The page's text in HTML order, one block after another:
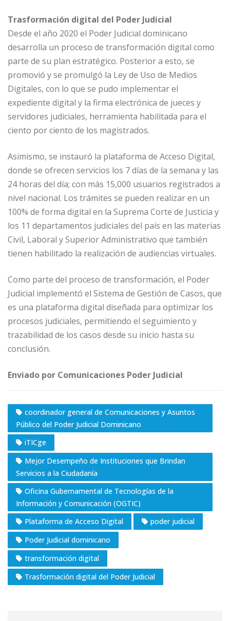
Trasformación digital del Poder Judicial
Desde el año 2020 el Poder Judicial dominicano
desarrolla un proceso de transformación digital como
parte de su plan estratégico. Posterior a esto, se
promovió y se promulgó la Ley de Uso de Medios
Digitales, con lo que se pudo implementar el
expediente digital y la firma electrónica de jueces y
servidores judiciales, herramienta habilitada para el
ciento por ciento de los magistrados.
Asimismo, se instauró la plataforma de Acceso Digital,
donde se ofrecen servicios los 7 días de la semana y las
24 horas del día; con más 15,000 usuarios registrados a
nivel nacional. Los trámites se pueden realizar en un
100% de forma digital en la Suprema Corte de Justicia y
los 11 departamentos judiciales del país en las materias
Civil, Laboral y Superior Administrativo que también
tienen habilitado la realización de audiencias virtuales.
Como parte del proceso de transformación, el Poder
Judicial implementó el Sistema de Gestión de Casos, que
es una plataforma digital diseñada para optimizar los
procesos judiciales, permitiendo el seguimiento y
trazabilidad de los casos desde su inicio hasta su
conclusión.
Enviado por Comunicaciones Poder Judicial
coordinador general de Comunicaciones y Asuntos
Público del Poder Judicial Dominicano
iTICge
Mejor Desempeño de Instituciones que Brindan
Servicios a la Ciudadanía
Oficina Gubernamental de Tecnologías de la
Información y Comunicación (OGTIC)
Plataforma de Acceso Digital
poder judicial
Poder Judicial dominicano
transformación digital
Trasformación digital del Poder Judicial